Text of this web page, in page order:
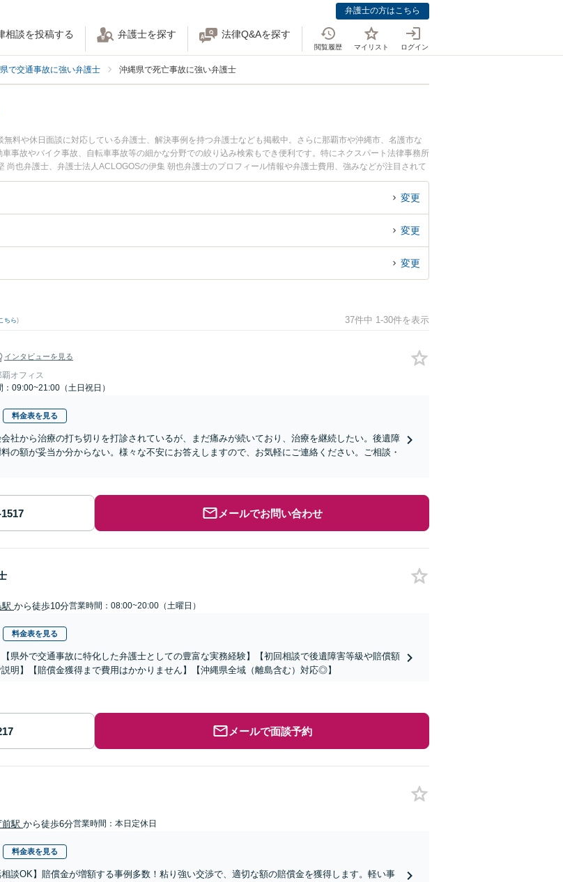
弁護士の方はこちら
相談を投稿する 弁護士を探す 法律Q&Aを探す
閲覧履歴 マイリスト ログイン
で交通事故に強い弁護士 沖縄県で死亡事故に強い弁護士
料や休日面談に対応している弁護士、解決事例を持つ弁護士なども掲載中。さらに那覇市や沖縄市、名護市な
事故やバイク事故、自転車事故等の細かな分野での絞り込み検索もでき便利です。特にネクスパート法律事務所
也弁護士、弁護士法人ACLOGOSの伊集 朝也弁護士のプロフィール情報や弁護士費用、強みなどが注目されて
すぐに弁護士に相談したい』『死亡事故のトラブル解決の実績豊富な近くの弁護士を検索したい』『初回相談無
』などでお困りの相談者さんにおすすめです。
変更
変更
変更
ちら) 37件中 1-30件を表示
インタビューを見る
オフィス
：09:00~21:00（土日祝日）
料金表を見る
会社から治療の打ち切りを打診されているが、まだ痛みが続いており、治療を継続したい。後遺障
の額が妥当か分からない。様々な不安にお答えしますので、お気軽にご連絡ください。ご相談・
メールでお問い合わせ
駅 から徒歩10分営業時間：08:00~20:00（土曜日）
料金表を見る
【県外で交通事故に特化した弁護士としての豊富な実務経験】【初回相談で後遺障害等級や賠償額
明】【賠償金獲得まで費用はかかりません】【沖縄県全域（離島含む）対応◎】
メールで面談予約
前駅 から徒歩6分営業時間：本日定休日
料金表を見る
相談OK】賠償金が増額する事例多数！粘り強い交渉で、適切な額の賠償金を獲得します。軽い事